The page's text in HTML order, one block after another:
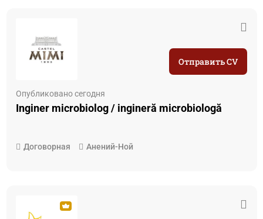
Опубликовано сегодня
Inginer microbiolog / ingineră microbiologă
Договорная Анений-Ной
Отправить CV